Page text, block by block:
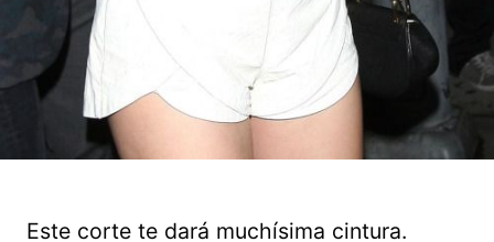
Este corte te dará muchísima cintura.